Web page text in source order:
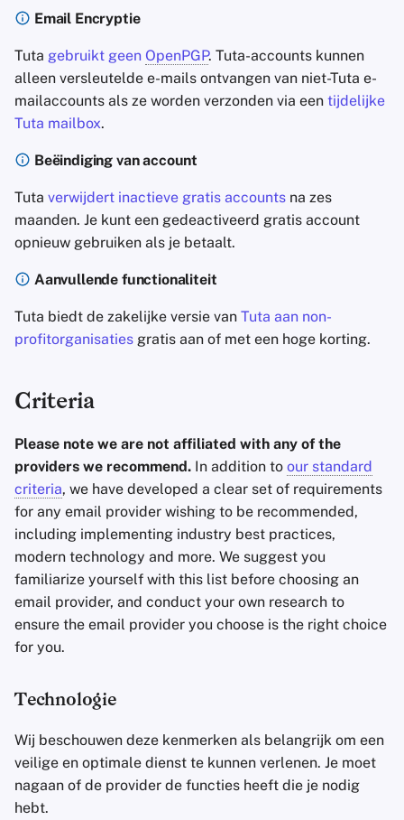
Email Encryptie
Tuta gebruikt geen OpenPGP. Tuta-accounts kunnen
alleen versleutelde e-mails ontvangen van niet-Tuta e-
mailaccounts als ze worden verzonden via een tijdelijke
Tuta mailbox.
Beëindiging van account
Tuta verwijdert inactieve gratis accounts na zes
maanden. Je kunt een gedeactiveerd gratis account
opnieuw gebruiken als je betaalt.
Aanvullende functionaliteit
Tuta biedt de zakelijke versie van Tuta aan non-
profitorganisaties gratis aan of met een hoge korting.
Criteria
Please note we are not affiliated with any of the
providers we recommend. In addition to our standard
criteria, we have developed a clear set of requirements
for any email provider wishing to be recommended,
including implementing industry best practices,
modern technology and more. We suggest you
familiarize yourself with this list before choosing an
email provider, and conduct your own research to
ensure the email provider you choose is the right choice
for you.
Technologie
Wij beschouwen deze kenmerken als belangrijk om een
veilige en optimale dienst te kunnen verlenen. Je moet
nagaan of de provider de functies heeft die je nodig
hebt.